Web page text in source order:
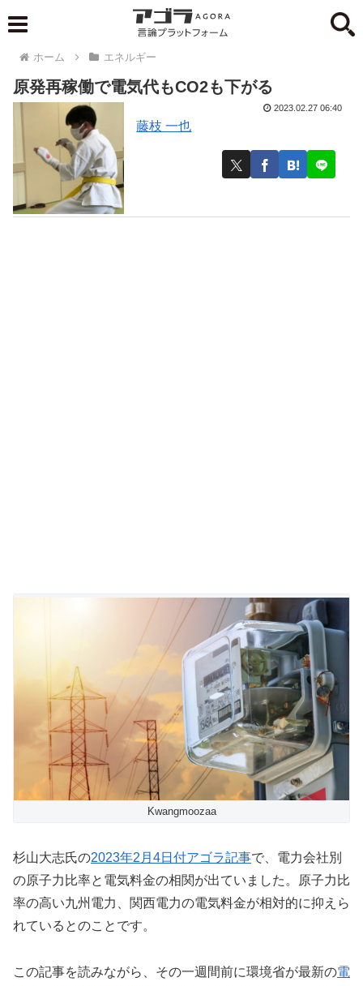
ホーム エネルギー
原発再稼働で電気代もCO2も下がる
藤枝 一也
2023.02.27 06:40
Kwangmoozaa
杉山大志氏の2023年2月4日付アゴラ記事で、電力会社別
の原子力比率と電気料金の相関が出ていました。原子力比
率の高い九州電力、関西電力の電気料金が相対的に抑えら
れているとのことです。
この記事を読みながら、その一週間前に環境省が最新の電